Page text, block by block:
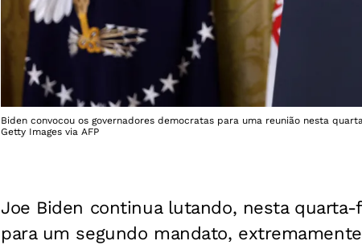
Biden convocou os governadores democratas para uma reunião nesta
Getty Images via AFP
Joe Biden continua lutando, nesta
para um segundo mandato,